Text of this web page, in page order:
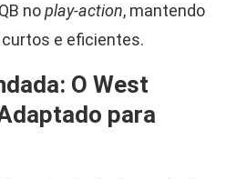
noplay-action, mantendo
e eficientes.
O West
para